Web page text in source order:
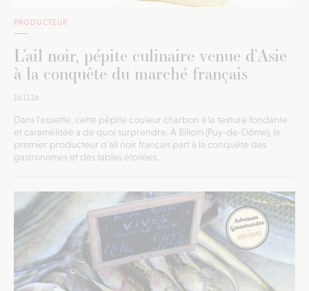
PRODUCTEUR
L’ail noir, pépite culinaire venue d’Asie
à la conquête du marché français
16.12.16
Dans l'assiette, cette pépite couleur charbon à la texture fondante
et caramélisée a de quoi surprendre. À Billom (Puy-de-Dôme), le
premier producteur d'ail noir français part à la conquête des
gastronomes et des tables étoilées.